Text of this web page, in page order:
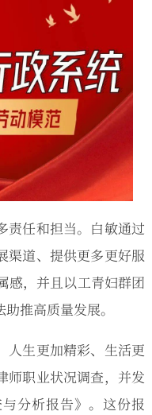
责任和担当。白敏通过
渠道、提供更多更好服
感，并且以工青妇群团
推高质量发展。
人生更加精彩、生活更
师职业状况调查，并发
分析报告》。这份报